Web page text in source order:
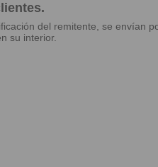
del remitente, se envían
su interior.